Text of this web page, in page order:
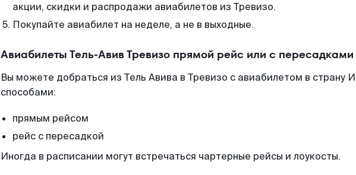
акции, скидки и распродажи авиабилетов из Тревизо.
Покупайте авиабилет на неделе, а не в выходные.
Авиабилеты Тель-Авив Тревизо прямой рейс или с пересадками
Вы можете добраться из Тель Авива в Тревизо с авиабилетом в страну
способами:
прямым рейсом
рейс с пересадкой
Иногда в расписании могут встречаться чартерные рейсы и лоукосты.